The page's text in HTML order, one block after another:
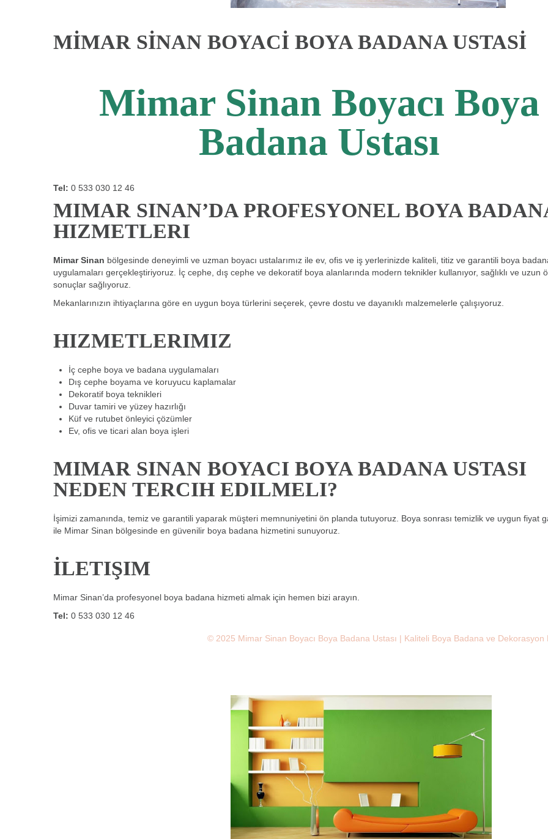
MİMAR SİNAN BOYACİ BOYA BADANA USTASİ
Mimar Sinan Boyacı Boya
Badana Ustası
Tel: 0 533 030 12 46
MIMAR SINAN’DA PROFESYONEL BOYA
HIZMETLERI
Mimar Sinan bölgesinde deneyimli ve uzman boyacı ustalarımız ile ev, ofis ve iş yerlerinizde kaliteli, titiz ve garantili boya
uygulamaları gerçekleştiriyoruz. İç cephe, dış cephe ve dekoratif boya alanlarında modern teknikler kullanıyor, sağlıklı ve uzun
sonuçlar sağlıyoruz.
Mekanlarınızın ihtiyaçlarına göre en uygun boya türlerini seçerek, çevre dostu ve dayanıklı malzemelerle çalışıyoruz.
HIZMETLERIMIZ
İç cephe boya ve badana uygulamaları
Dış cephe boyama ve koruyucu kaplamalar
Dekoratif boya teknikleri
Duvar tamiri ve yüzey hazırlığı
Küf ve rutubet önleyici çözümler
Ev, ofis ve ticari alan boya işleri
MIMAR SINAN BOYACI BOYA BADANA USTASI
NEDEN TERCIH EDILMELI?
İşimizi zamanında, temiz ve garantili yaparak müşteri memnuniyetini ön planda tutuyoruz. Boya sonrası temizlik ve uygun fiyat
ile Mimar Sinan bölgesinde en güvenilir boya badana hizmetini sunuyoruz.
İLETIŞIM
Mimar Sinan’da profesyonel boya badana hizmeti almak için hemen bizi arayın.
Tel: 0 533 030 12 46
© 2025 Mimar Sinan Boyacı Boya Badana Ustası | Kaliteli Boya Badana ve Dekorasyon